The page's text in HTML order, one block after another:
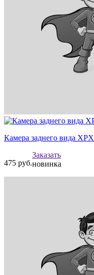
Камера заднего вида
475 руб.
Заказать
новинка